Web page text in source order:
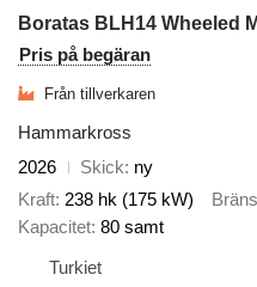
Boratas BLH14 Wheeled
Pris på begäran
Från tillverkaren
Hammarkross
2026
Skick ny
Kraft 238 hk (175 kW)
Kapacitet 80 samt
Turkiet